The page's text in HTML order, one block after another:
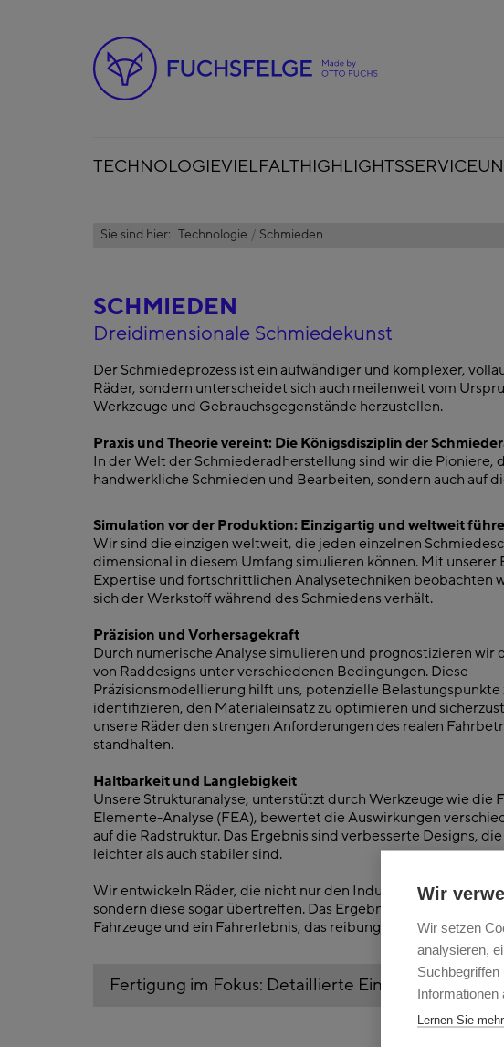
TECHNOLOGIEVIELFALTHIGHLIGHTSSERVICE
Sie sind hier: Technologie Schmieden
SCHMIEDEN
Dreidimensionale Schmiedekunst
Der Schmiedeprozess ist ein aufwändiger und komplexer,
Räder, sondern unterscheidet sich auch meilenweit vom
Werkzeuge und Gebrauchsgegenstände herzustellen.
Praxis und Theorie vereint: Die Königsdisziplin der
In der Welt der Schmiederadherstellung sind wir die Pioniere,
handwerkliche Schmieden und Bearbeiten, sondern auch auf
Simulation vor der Produktion: Einzigartig und weltweit
Wir sind die einzigen weltweit, die jeden einzelnen
dimensional in diesem Umfang simulieren können. Mit unserer
Expertise und fortschrittlichen Analysetechniken beobachten
sich der Werkstoff während des Schmiedens verhält.
Präzision und Vorhersagekraft
Durch numerische Analyse simulieren und prognostizieren wir
von Raddesigns unter verschiedenen Bedingungen. Diese
Präzisionsmodellierung hilft uns, potenzielle Belastungspunkte
identifizieren, den Materialeinsatz zu optimieren und
unsere Räder den strengen Anforderungen des realen
standhalten.
Haltbarkeit und Langlebigkeit
Unsere Strukturanalyse, unterstützt durch Werkzeuge wie die
Elemente-Analyse (FEA), bewertet die Auswirkungen
auf die Radstruktur. Das Ergebnis sind verbesserte Designs,
leichter als auch stabiler sind.
Wir entwickeln Räder, die nicht nur den Industriestandards
sondern diese sogar übertreffen. Das Ergebnis: Sicherere,
Fahrzeuge und ein Fahrerlebnis, das reibungsloser ist als je
Fertigung im Fokus: Detaillierte Einblicke in die
Wir
Wir setzen
analysieren,
Informationen
Lernen Sie mehr